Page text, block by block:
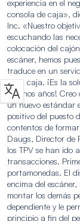
experiencia en el
consola de caja»,
Inc. «Nuestro
escuchando las
colocación del
escáner, hemos
traduce en un
en la caja. ¡Es la
muchos años! Creo
un nuevo estándar
positivo del puesto
contentos de
Daugs, Director de
los TPV se han ido
transacciones.
portamonedas. El
encima del
montar los demás
dependiente y le
principio a fin del